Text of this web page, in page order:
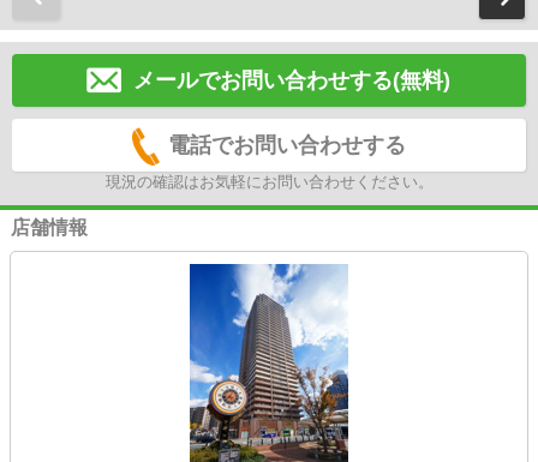
メールでお問い合わせする(無料)
電話でお問い合わせする
現況の確認はお気軽にお問い合わせください。
店舗情報